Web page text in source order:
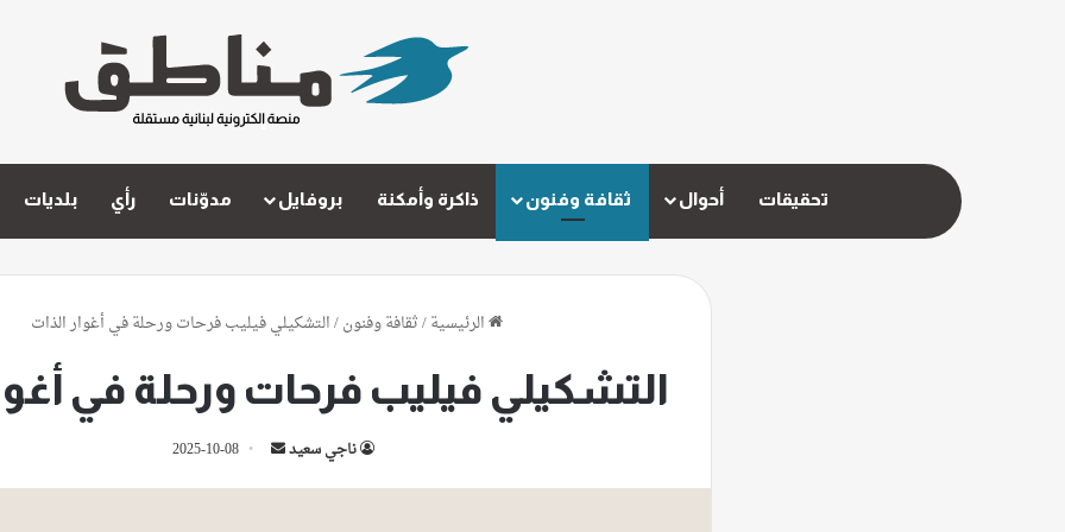
تحقيقات أحوال ثقافة وفنون ذاكرة وأمكنة بروفايل مدوّنات رأي بلديات
الرئيسية/ثقافة وفنون/التشكيلي فيليب فرحات ورحلة في أغوار الذات
التشكيلي فيليب فرحات ورحلة في
ناجي سعيد
أرسل 2025-10-08